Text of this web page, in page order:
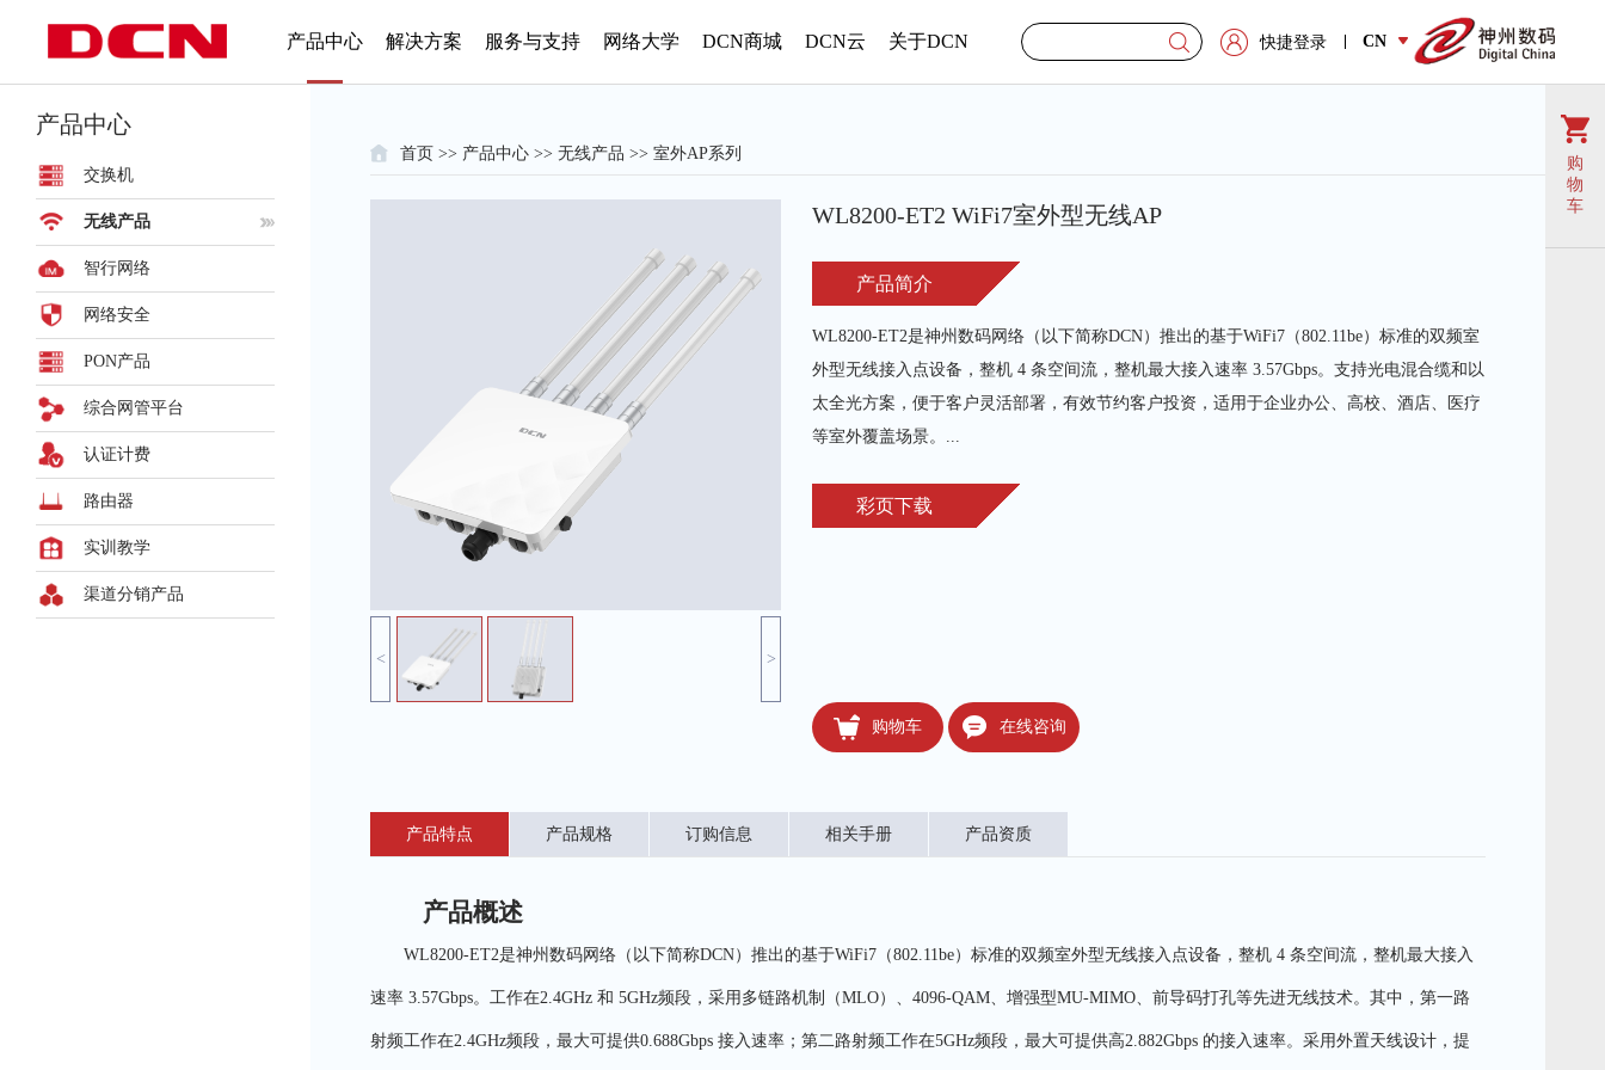
快捷登录 CN
产品中心 解决方案 服务与支持 网络大学 DCN商城 DCN云 关于DCN
产品中心
交换机
无线产品
智行网络
网络安全
PON产品
综合网管平台
认证计费
路由器
实训教学
渠道分销产品
首页 >> 产品中心 >> 无线产品 >> 室外AP系列
< >
WL8200-ET2 WiFi7室外型无线AP
产品简介
WL8200-ET2是神州数码网络（以下简称DCN）推出的基于WiFi7（802.11be）标准的双频室
外型无线接入点设备，整机 4 条空间流，整机最大接入速率 3.57Gbps。支持光电混合缆和以
太全光方案，便于客户灵活部署，有效节约客户投资，适用于企业办公、高校、酒店、医疗
等室外覆盖场景。...
彩页下载
购物车 在线咨询
产品特点 产品规格 订购信息 相关手册 产品资质
产品概述
WL8200-ET2是神州数码网络（以下简称DCN）推出的基于WiFi7（802.11be）标准的双频室外型无线接入点设备，整机 4 条空间流，整机最大接入
速率 3.57Gbps。工作在2.4GHz 和 5GHz频段，采用多链路机制（MLO）、4096-QAM、增强型MU-MIMO、前导码打孔等先进无线技术。其中，第一路
射频工作在2.4GHz频段，最大可提供0.688Gbps 接入速率；第二路射频工作在5GHz频段，最大可提供高2.882Gbps 的接入速率。采用外置天线设计，提
购
物
车